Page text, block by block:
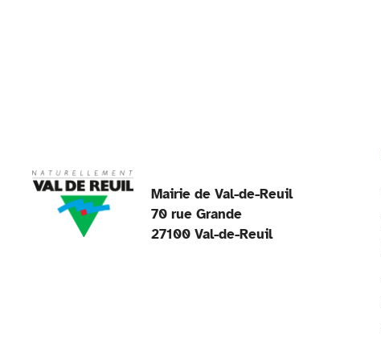
Mairie de Val-de-Reuil
70 rue Grande
27100 Val-de-Reuil